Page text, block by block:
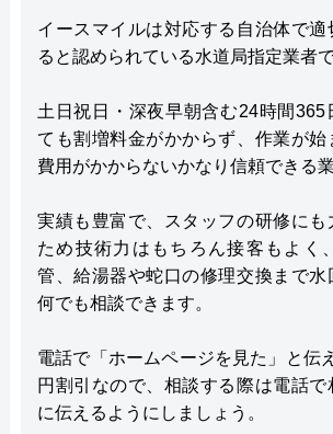
イースマイルは対応する自治体で適
ると認められている水道局指定業者で
土日祝日・深夜早朝含む24時間365
ても割増料金がかからず、作業が始
費用がかからないかなり信頼できる業
実績も豊富で、スタッフの研修にも
ため技術力はもちろん接客もよく
管、給湯器や蛇口の修理交換まで水
何でも相談できます。
電話で「ホームページを見た」と伝
円割引なので、相談する際は電話
に伝えるようにしましょう。